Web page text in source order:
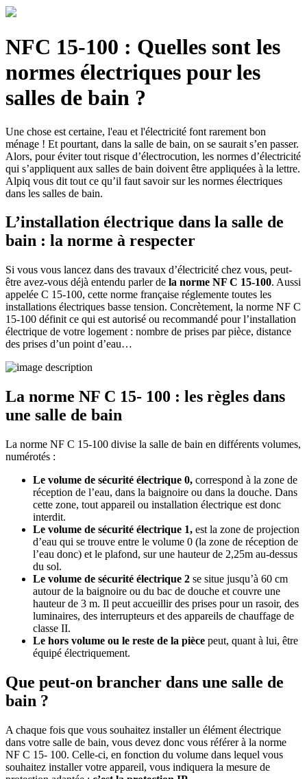
NFC 15-100 : Quelles sont les
normes électriques pour les
salles de bain ?
Une chose est certaine, l'eau et l'électricité font rarement bon
ménage ! Et pourtant, dans la salle de bain, on se saurait s’en passer.
Alors, pour éviter tout risque d’électrocution, les normes d’électricité
qui s’appliquent aux salles de bain doivent être appliquées à la lettre.
Alpiq vous dit tout ce qu’il faut savoir sur les normes électriques
dans les salles de bain.
L’installation électrique dans la salle de
bain : la norme à respecter
Si vous vous lancez dans des travaux d’électricité chez vous, peut-
être avez-vous déjà entendu parler de la norme NF C 15-100. Aussi
appelée C 15-100, cette norme française réglemente toutes les
installations électriques basse tension. Concrètement, la norme NF C
15-100 définit ce qui est autorisé ou recommandé pour l’installation
électrique de votre logement : nombre de prises par pièce, distance
des prises d’un point d’eau…
La norme NF C 15- 100 : les règles dans
une salle de bain
La norme NF C 15-100 divise la salle de bain en différents volumes,
numérotés :
Le volume de sécurité électrique 0, correspond à la zone de
réception de l’eau, dans la baignoire ou dans la douche. Dans
cette zone, tout appareil ou installation électrique est donc
interdit.
Le volume de sécurité électrique 1, est la zone de projection
d’eau qui se trouve entre le volume 0 (la zone de réception de
l’eau donc) et le plafond, sur une hauteur de 2,25m au-dessus
du sol.
Le volume de sécurité électrique 2 se situe jusqu’à 60 cm
autour de la baignoire ou du bac de douche et couvre une
hauteur de 3 m. Il peut accueillir des prises pour un rasoir, des
luminaires, des interrupteurs et des appareils de chauffage de
classe II.
Le hors volume ou le reste de la pièce peut, quant à lui, être
équipé électriquement.
Que peut-on brancher dans une salle de
bain ?
A chaque fois que vous souhaitez installer un élément électrique
dans votre salle de bain, vous devez donc vous référer à la norme
NF C 15- 100. Celle-ci, en fonction du volume dans lequel vous
souhaitez installer votre appareil, vous indiquera la mesure de